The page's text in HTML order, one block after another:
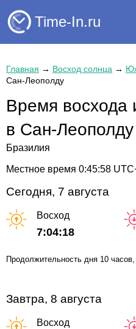
Time-In.ru
Главная → Восход солнца →
Сан-Леополду
Время восхода
в Сан-Леополду
Бразилия
Местное время 0:45:59
Сегодня, 7 августа
Восход
7:04:18
Продолжительность дня 10 часов
Завтра, 8 августа
Восход